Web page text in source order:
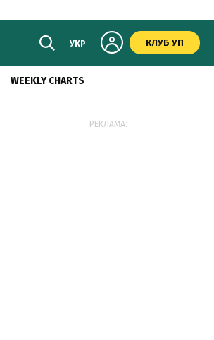
УКР КЛУБ УП
WEEKLY CHARTS
РЕКЛАМА: